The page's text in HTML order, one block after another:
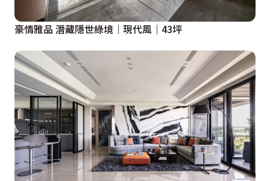
豪情雅品 潛藏隱世綠境｜現代風｜43坪